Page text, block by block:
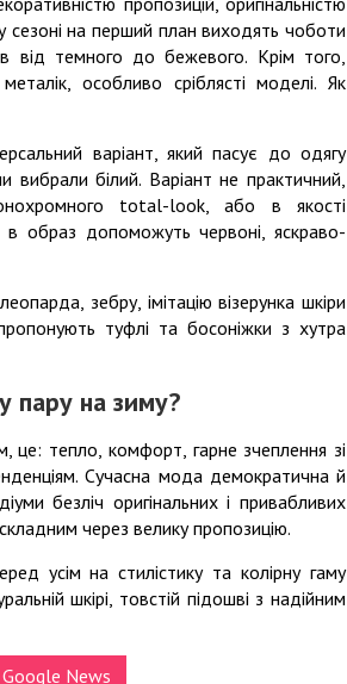
на перший план виходять чоботи
від темного до бежевого. Крім того,
особливо сріблясті моделі. Як
варіант, який пасує до одягу
вибрали білий. Варіант не практичний,
total-look, або в якості
образ допоможуть червоні, яскраво-
зебру, імітацію візерунка шкіри
туфлі та босоніжки з хутра
пару на зиму?
це: тепло, комфорт, гарне зчеплення зі
Сучасна мода демократична й
безліч оригінальних і привабливих
через велику пропозицію.
усім на стилістику та колірну гаму
шкірі, товстій підошві з надійним
News